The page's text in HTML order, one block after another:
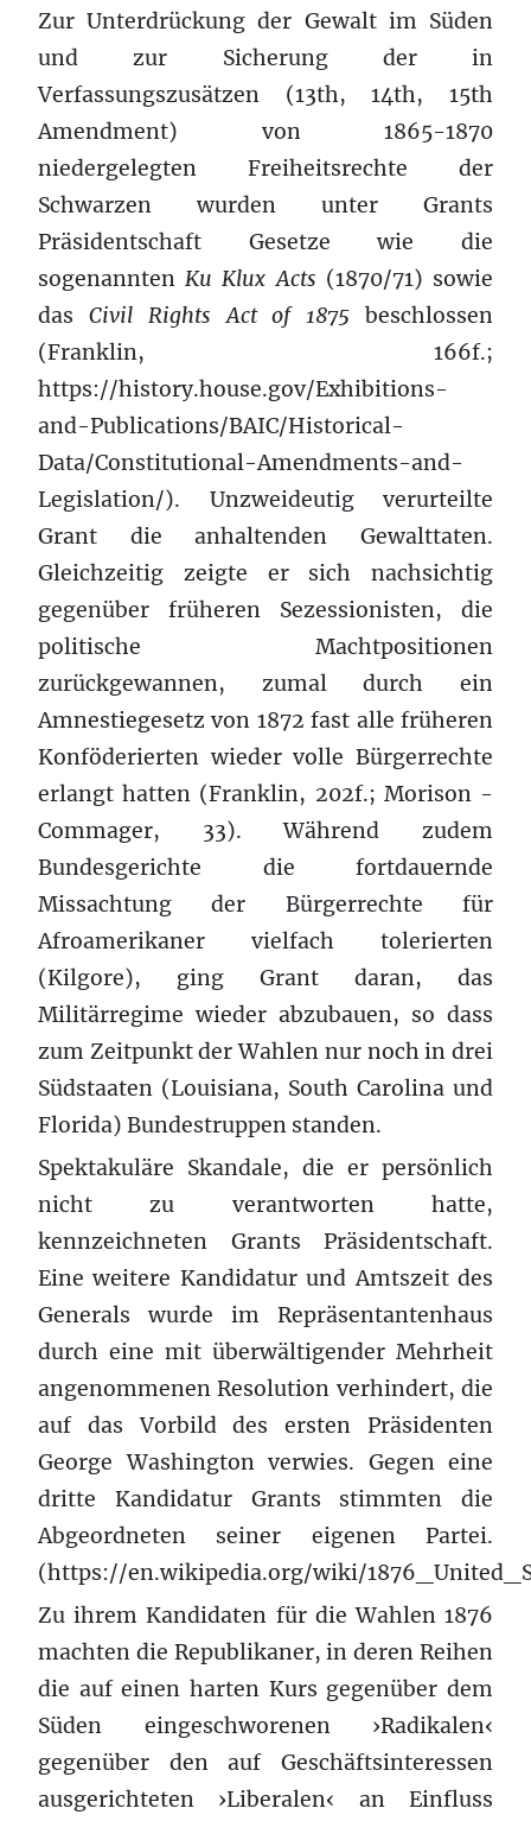
Zur Unterdrückung der Gewalt im Süden
und zur Sicherung der in
Verfassungszusätzen (13th, 14th, 15th
Amendment) von 1865-1870
niedergelegten Freiheitsrechte der
Schwarzen wurden unter Grants
Präsidentschaft Gesetze wie die
sogenanntenKu Klux Acts (1870/71) sowie
das Civil Rights Act of 1875 beschlossen
(Franklin, 166f.;
https://history.house.gov/Exhibitions-
and-Publications/BAIC/Historical-
Data/Constitutional-Amendments-and-
Legislation/). Unzweideutig verurteilte
Grant die anhaltenden Gewalttaten.
Gleichzeitig zeigte er sich nachsichtig
gegenüber früheren Sezessionisten, die
politische Machtpositionen
zurückgewannen, zumal durch ein
Amnestiegesetz von 1872 fast alle früheren
Konföderierten wieder volle Bürgerrechte
erlangt hatten (Franklin, 202f.; Morison -
Commager, 33). Während zudem
Bundesgerichte die fortdauernde
Missachtung der Bürgerrechte für
Afroamerikaner vielfach tolerierten
(Kilgore), ging Grant daran, das
Militärregime wieder abzubauen, so dass
zum Zeitpunkt der Wahlen nur noch in drei
Südstaaten (Louisiana, South Carolina und
Florida) Bundestruppen standen.
Spektakuläre Skandale, die er persönlich
nicht zu verantworten hatte,
kennzeichneten Grants Präsidentschaft.
Eine weitere Kandidatur und Amtszeit des
Generals wurde im Repräsentantenhaus
durch eine mit überwältigender Mehrheit
angenommenen Resolution verhindert, die
auf das Vorbild des ersten Präsidenten
George Washington verwies. Gegen eine
dritte Kandidatur Grants stimmten die
Abgeordneten seiner eigenen Partei.
(https://en.wikipedia.org/wiki/
Zu ihrem Kandidaten für die Wahlen 1876
machten die Republikaner, in deren Reihen
die auf einen harten Kurs gegenüber dem
Süden eingeschworenen ›Radikalen‹
gegenüber den auf Geschäftsinteressen
ausgerichteten ›Liberalen‹ an Einfluss